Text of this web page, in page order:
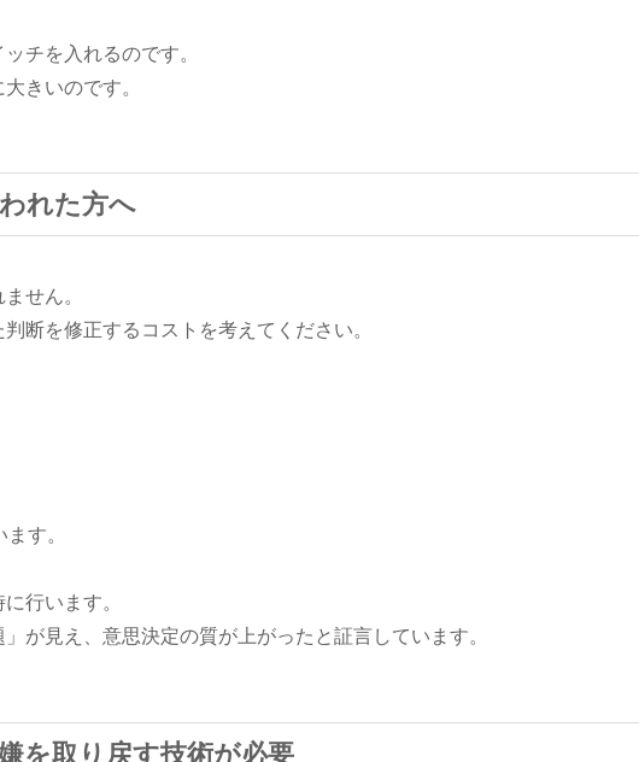
チを入れるのです。
きいのです。
れた方へ
せん。
断を修正するコストを考えてください。
す。
行います。
が見え、意思決定の質が上がったと証言しています。
を取り戻す技術が必要